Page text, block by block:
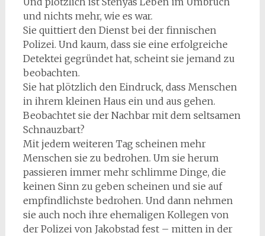
und nichts mehr, wie es war.
Sie quittiert den Dienst bei der finnischen
Polizei. Und kaum, dass sie eine erfolgreiche
Detektei gegründet hat, scheint sie jemand zu
beobachten.
Sie hat plötzlich den Eindruck, dass Menschen
in ihrem kleinen Haus ein und aus gehen.
Beobachtet sie der Nachbar mit dem seltsamen
Schnauzbart?
Mit jedem weiteren Tag scheinen mehr
Menschen sie zu bedrohen. Um sie herum
passieren immer mehr schlimme Dinge, die
keinen Sinn zu geben scheinen und sie auf
empfindlichste bedrohen. Und dann nehmen
sie auch noch ihre ehemaligen Kollegen von
der Polizei von Jakobstad fest – mitten in der